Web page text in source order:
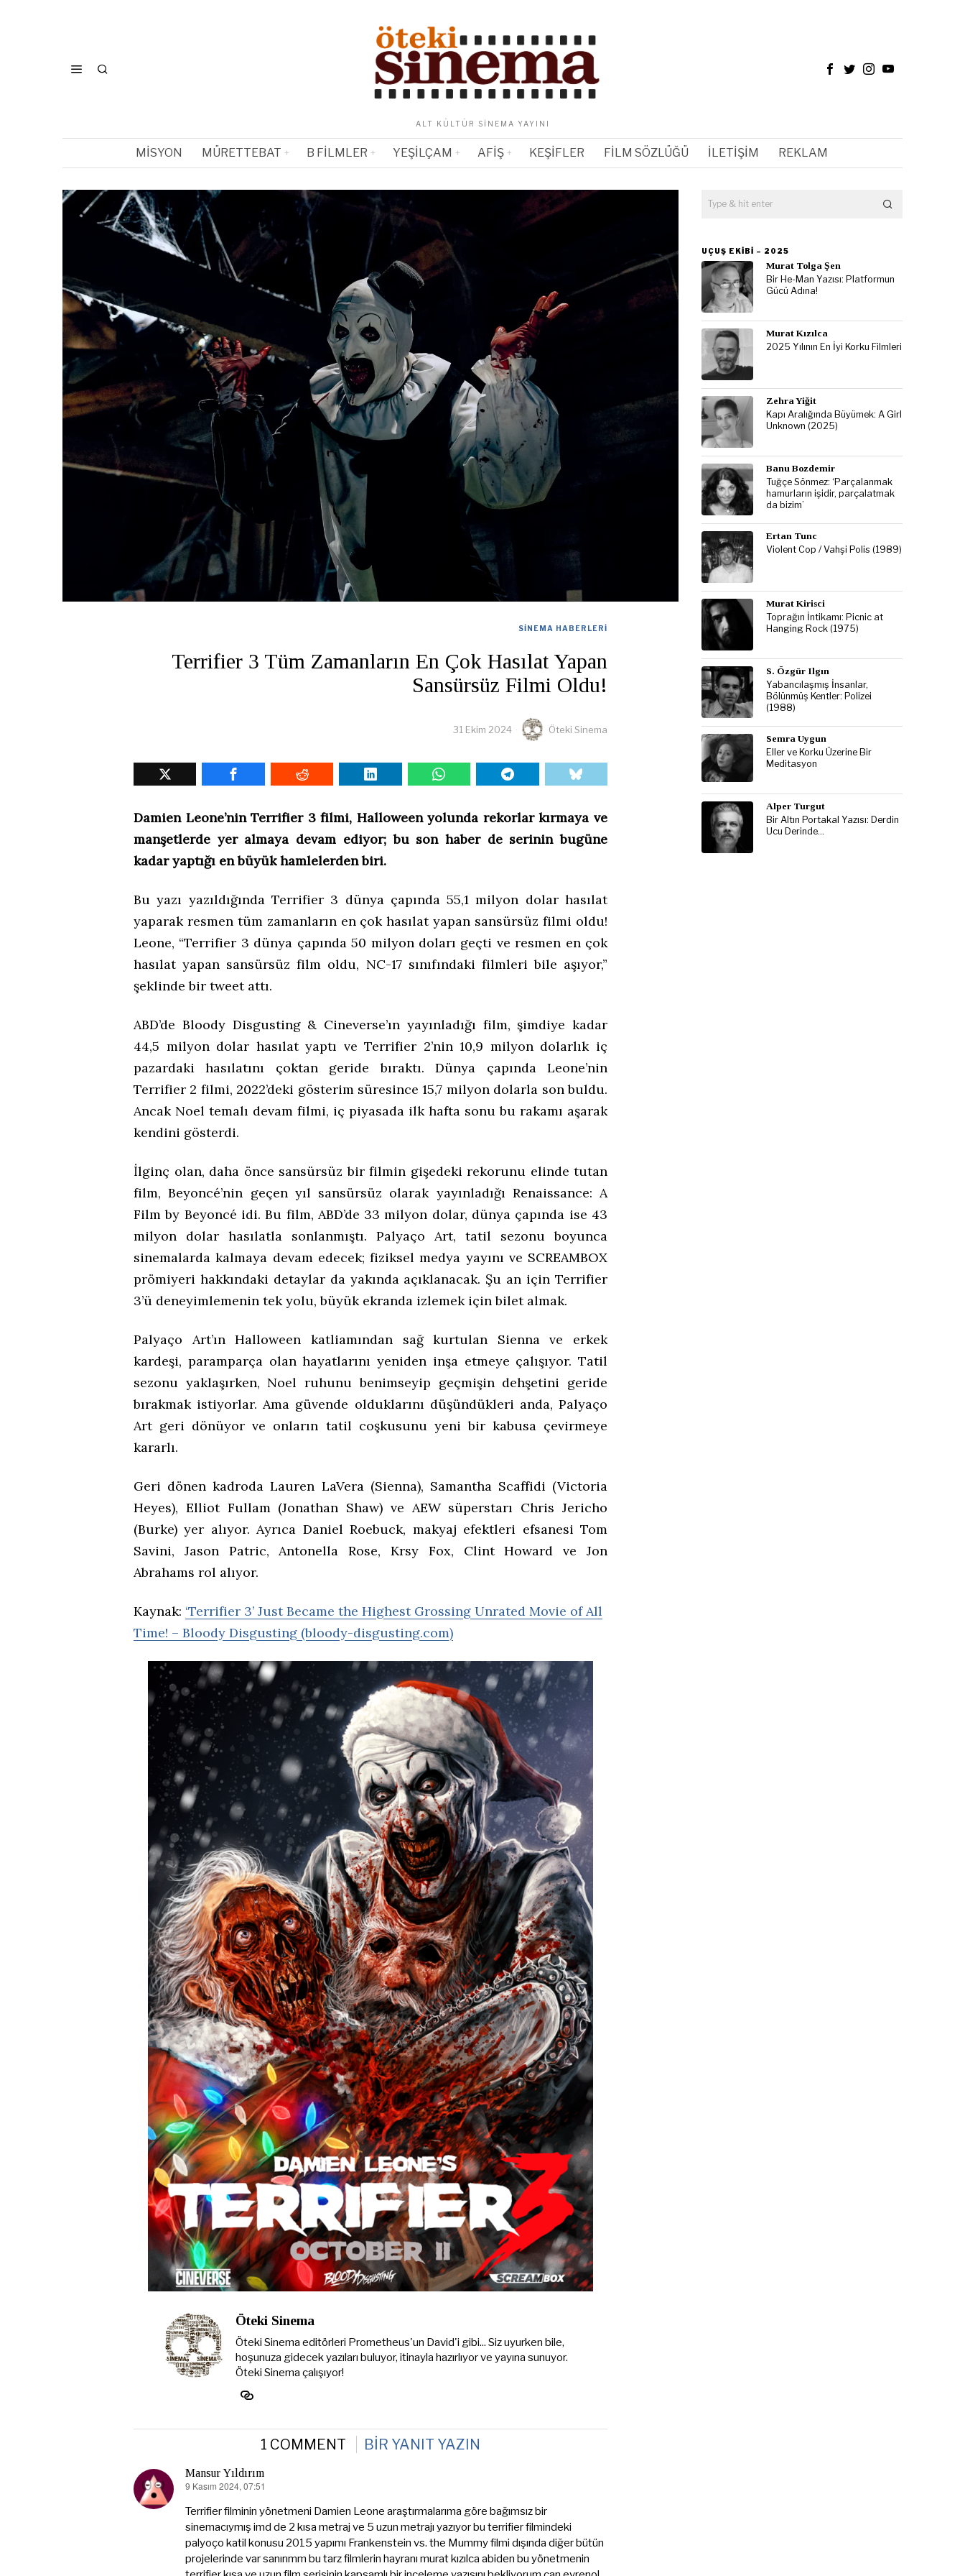
ALT KÜLTÜR SINEMA YAYINI
MISYON MÜRETTEBAT B FILMLER YEŞILÇAM AFIŞ KEŞIFLER FILM SÖZLÜĞÜ İLETIŞIM REKLAM
SINEMA HABERLERI
Terrifier 3 Tüm Zamanların En Çok Hasılat Yapan
Sansürsüz Filmi Oldu!
31 Ekim 2024 Öteki Sinema
Damien Leone’nin Terrifier 3 filmi, Halloween yolunda rekorlar kırmaya ve
manşetlerde yer almaya devam ediyor; bu son haber de serinin bugüne
kadar yaptığı en büyük hamlelerden biri.
Bu yazı yazıldığında Terrifier 3 dünya çapında 55,1 milyon dolar hasılat
yaparak resmen tüm zamanların en çok hasılat yapan sansürsüz filmi oldu!
Leone, “Terrifier 3 dünya çapında 50 milyon doları geçti ve resmen en çok
hasılat yapan sansürsüz film oldu, NC-17 sınıfındaki filmleri bile aşıyor,”
şeklinde bir tweet attı.
ABD’de Bloody Disgusting & Cineverse’ın yayınladığı film, şimdiye kadar
44,5 milyon dolar hasılat yaptı ve Terrifier 2’nin 10,9 milyon dolarlık iç
pazardaki hasılatını çoktan geride bıraktı. Dünya çapında Leone’nin
Terrifier 2 filmi, 2022’deki gösterim süresince 15,7 milyon dolarla son buldu.
Ancak Noel temalı devam filmi, iç piyasada ilk hafta sonu bu rakamı aşarak
kendini gösterdi.
İlginç olan, daha önce sansürsüz bir filmin gişedeki rekorunu elinde tutan
film, Beyoncé’nin geçen yıl sansürsüz olarak yayınladığı Renaissance: A
Film by Beyoncé idi. Bu film, ABD’de 33 milyon dolar, dünya çapında ise 43
milyon dolar hasılatla sonlanmıştı. Palyaço Art, tatil sezonu boyunca
sinemalarda kalmaya devam edecek; fiziksel medya yayını ve SCREAMBOX
prömiyeri hakkındaki detaylar da yakında açıklanacak. Şu an için Terrifier
3’ü deneyimlemenin tek yolu, büyük ekranda izlemek için bilet almak.
Palyaço Art’ın Halloween katliamından sağ kurtulan Sienna ve erkek
kardeşi, paramparça olan hayatlarını yeniden inşa etmeye çalışıyor. Tatil
sezonu yaklaşırken, Noel ruhunu benimseyip geçmişin dehşetini geride
bırakmak istiyorlar. Ama güvende olduklarını düşündükleri anda, Palyaço
Art geri dönüyor ve onların tatil coşkusunu yeni bir kabusa çevirmeye
kararlı.
Geri dönen kadroda Lauren LaVera (Sienna), Samantha Scaffidi (Victoria
Heyes), Elliot Fullam (Jonathan Shaw) ve AEW süperstarı Chris Jericho
(Burke) yer alıyor. Ayrıca Daniel Roebuck, makyaj efektleri efsanesi Tom
Savini, Jason Patric, Antonella Rose, Krsy Fox, Clint Howard ve Jon
Abrahams rol alıyor.
Kaynak: ‘Terrifier 3’ Just Became the Highest Grossing Unrated Movie of All
Time! – Bloody Disgusting (bloody-disgusting.com)
Öteki Sinema
Öteki Sinema editörleri Prometheus'un David'i gibi... Siz uyurken bile,
hoşunuza gidecek yazıları buluyor, itinayla hazırlıyor ve yayına sunuyor.
Öteki Sinema çalışıyor!
1 COMMENT BIR YANIT YAZIN
Mansur Yıldırım
dedi
9 Kasım 2024, 07:51
Terrifier filminin yönetmeni Damien Leone araştırmalarıma göre bağımsız bir
sinemacıymış imd de 2 kısa metraj ve 5 uzun metrajı yazıyor bu terrifier filmindeki
palyoço katil konusu 2015 yapımı Frankenstein vs. the Mummy filmi dışında diğer bütün
projelerinde var sanırımm bu tarz filmlerin hayranı murat kızılca abiden bu yönetmenin
UÇUŞ EKIBI – 2025
Murat Tolga Şen
Bir He-Man Yazısı: Platformun
Gücü Adına!
Murat Kızılca
2025 Yılının En İyi Korku Filmleri
Zehra Yiğit
Kapı Aralığında Büyümek: A Girl
Unknown (2025)
Banu Bozdemir
Tuğçe Sönmez: ‘Parçalanmak
hamurların işidir, parçalatmak
da bizim’
Ertan Tunc
Violent Cop / Vahşi Polis (1989)
Murat Kirisci
Toprağın İntikamı: Picnic at
Hanging Rock (1975)
S. Özgür Ilgın
Yabancılaşmış İnsanlar,
Bölünmüş Kentler: Polizei
(1988)
Semra Uygun
Eller ve Korku Üzerine Bir
Meditasyon
Alper Turgut
Bir Altın Portakal Yazısı: Derdin
Ucu Derinde…